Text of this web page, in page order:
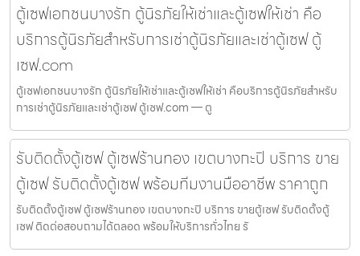
ตู้เซฟเอกชนบางรัก ตู้นิรภัยให้เช่าและตู้เซฟให้เช่า คือ
บริการตู้นิรภัยสำหรับการเช่าตู้นิรภัยและเช่าตู้เซฟ ตู้
เซฟ.com
ตู้เซฟเอกชนบางรัก ตู้นิรภัยให้เช่าและตู้เซฟให้เช่า คือบริการตู้นิรภัยสำหรับ
การเช่าตู้นิรภัยและเช่าตู้เซฟ ตู้เซฟ.com — ตู
รับติดตั้งตู้เซฟ ตู้เซฟร้านทอง เขตบางกะปิ บริการ ขาย
ตู้เซฟ รับติดตั้งตู้เซฟ พร้อมทีมงานมืออาชีพ ราคาถูก
รับติดตั้งตู้เซฟ ตู้เซฟร้านทอง เขตบางกะปิ บริการ ขายตู้เซฟ รับติดตั้งตู้
เซฟ ติดต่อสอบถามได้ตลอด พร้อมให้บริการทั่วไทย รั